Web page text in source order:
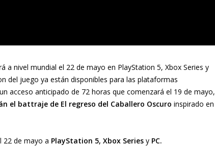
a nivel mundial el 22 de mayo en PlayStation 5, Xbox Series y
del juego ya están disponibles para las plataformas
acceso anticipado de 72 horas que comenzará el 19 de mayo,
el battraje de El regreso del Caballero Oscuro inspirado en
22 de mayo a PlayStation 5, Xbox Series y PC.